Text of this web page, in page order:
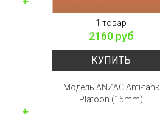
1 товар
2160 руб
КУПИТЬ
Модель ANZAC Anti-tank
Platoon (15mm)